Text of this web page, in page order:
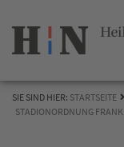
SIE SIND HIER: STARTSEITE
STADIONORDNUNG